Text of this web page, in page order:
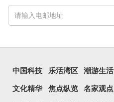
中国科技 乐活湾区 潮游生活
文化精华 焦点纵览 名家观点